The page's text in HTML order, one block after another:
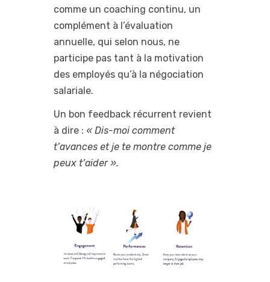
comme un coaching continu, un
complément à l’évaluation
annuelle, qui selon nous, ne
participe pas tant à la motivation
des employés qu’à la négociation
salariale.
Un bon feedback récurrent revient
à dire : « Dis-moi comment
t’avances et je te montre comme je
peux t’aider ».